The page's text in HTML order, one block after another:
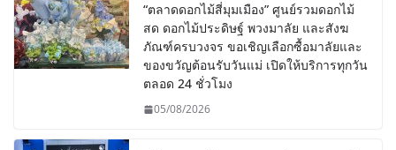
“ตลาดดอกไม้สี่มุมเมือง” ศูนย์รวมดอกไม้
สด ดอกไม้ประดิษฐ์ พวงมาลัย และสังฆ
ภัณฑ์ครบวงจร ขอเชิญเลือกซื้อมาลัยและ
ของขวัญต้อนรับวันแม่ เปิดให้บริการทุกวัน
ตลอด 24 ชั่วโมง
05/08/2026